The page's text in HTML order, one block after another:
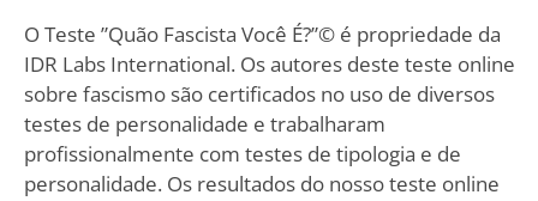
O Teste ”Quão Fascista Você É?”© é propriedade da
IDR Labs International. Os autores deste teste online
sobre fascismo são certificados no uso de diversos
testes de personalidade e trabalharam
profissionalmente com testes de tipologia e de
personalidade. Os resultados do nosso teste online